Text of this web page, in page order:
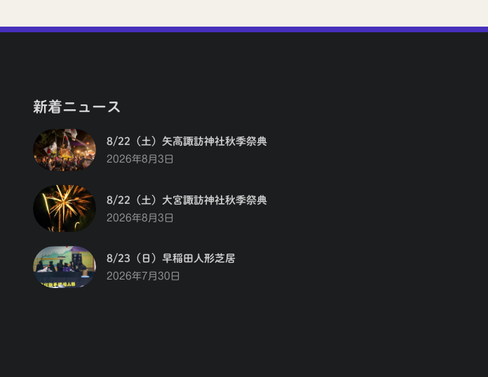
新着ニュース
8/22（土）矢高諏訪神社秋季祭典
2026年8月3日
8/22（土）大宮諏訪神社秋季祭典
2026年8月3日
8/23（日）早稲田人形芝居
2026年7月30日